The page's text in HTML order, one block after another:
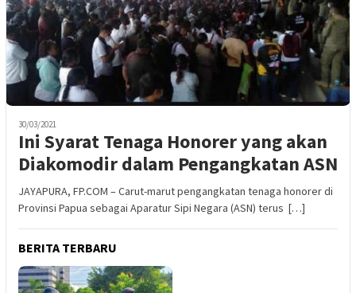
30/03/2021
Ini Syarat Tenaga Honorer yang akan
Diakomodir dalam Pengangkatan ASN
JAYAPURA, FP.COM – Carut-marut pengangkatan tenaga honorer di
Provinsi Papua sebagai Aparatur Sipi Negara (ASN) terus […]
BERITA TERBARU